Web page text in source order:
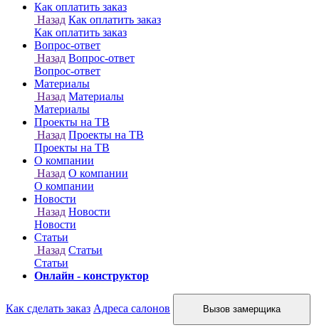
Онлайн - конструктор
Как сделать заказ Адреса салонов Вызов замерщика